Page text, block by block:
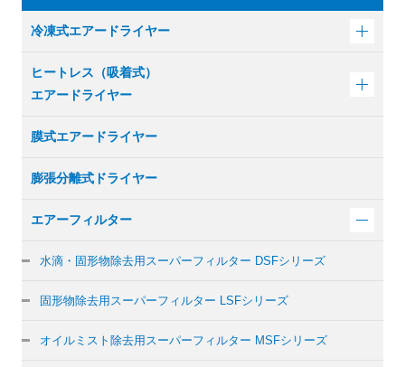
冷凍式エアードライヤー
ヒートレス（吸着式）
エアードライヤー
膜式エアードライヤー
膨張分離式ドライヤー
エアーフィルター
水滴・固形物除去用 スーパーフィルター DSFシリーズ
固形物除去用 スーパーフィルター LSFシリーズ
オイルミスト除去用 スーパーフィルター MSFシリーズ